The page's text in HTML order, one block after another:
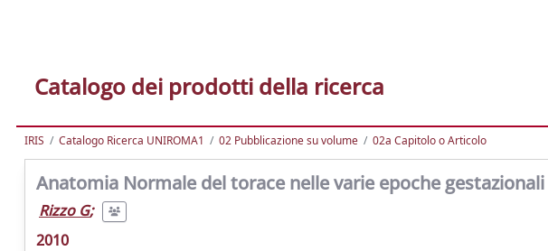
Catalogo dei prodotti della ricerca
IRIS Catalogo Ricerca UNIROMA1 02 Pubblicazione su volume 02a Capitolo o Articolo
Anatomia Normale del torace nelle varie epoche gestazionali
Rizzo G;
2010